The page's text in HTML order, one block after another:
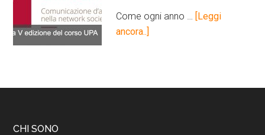
Come ogni anno … [Leggi
ancora..]
CHI SONO